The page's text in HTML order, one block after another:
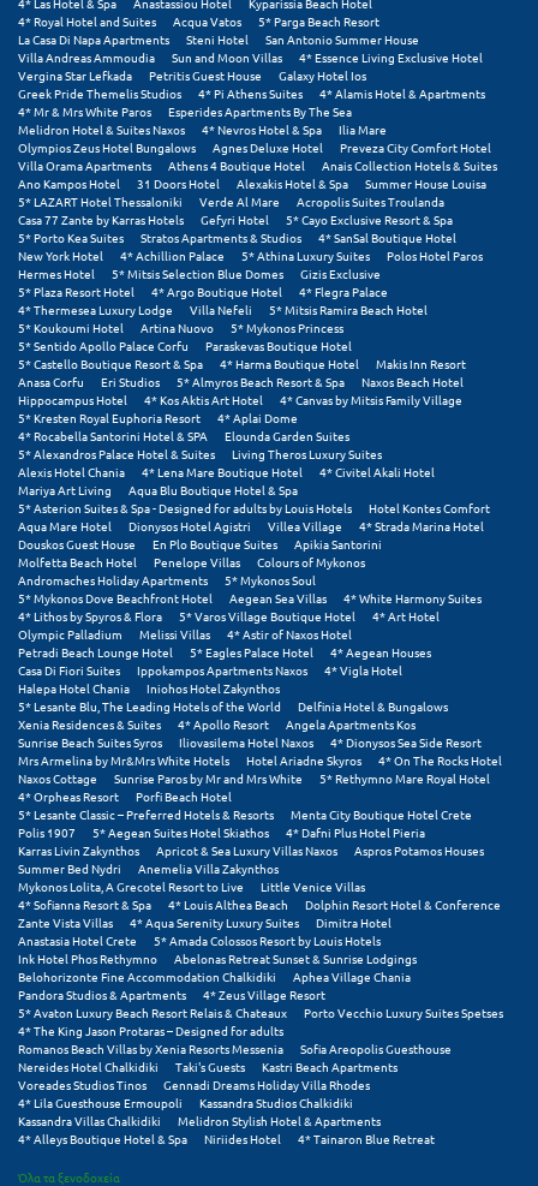
Σκόπελος
Σκύρος
Σούνιο
Σπάρτη
Σπέτσες
Σποράδες
Σύβοτα
Σύμη
Σύρος
Σχοινούσα
Τ
Τζουμέρκα
Τήνος
Τολό
Τριζόνια Φωκίδος
Τρίκαλα
Τρίκαλα Κορινθίας
Τρίπολη
Τυρός
Υ
Ύδρα
Φ
Φιλιατρά Μεσσηνίας
Φλώρινα
4* Royal Hotel and Suites
Acqua Vatos
5* Parga Beach Resort
La Casa Di Napa Apartments
Steni Hotel
San Antonio Summer House
Villa Andreas Ammoudia
Sun and Moon Villas
4* Essence Living Exclusive Hotel
Vergina Star Lefkada
Petritis Guest House
Galaxy Hotel Ios
Greek Pride Themelis Studios
4* Pi Athens Suites
4* Alamis Hotel & Apartments
4* Mr & Mrs White Paros
Esperides Apartments By The Sea
Melidron Hotel & Suites Naxos
4* Nevros Hotel & Spa
Ilia Mare
Olympios Zeus Hotel Bungalows
Agnes Deluxe Hotel
Preveza City Comfort Hotel
Villa Orama Apartments
Athens 4 Boutique Hotel
Anais Collection Hotels & Suites
Ano Kampos Hotel
31 Doors Hotel Alexakis Hotel & Spa
Summer House Louisa
5* LAZART Hotel Thessaloniki
Verde Al Mare
Acropolis Suites Troulanda
Casa 77 Zante by Karras Hotels
Gefyri Hotel
5* Cayo Exclusive Resort & Spa
5* Porto Kea Suites
Stratos Apartments & Studios
4* SanSal Boutique Hotel
New York Hotel
4* Achillion Palace 5* Athina Luxury Suites
Polos Hotel Paros
Hermes Hotel
5* Mitsis Selection Blue Domes
Gizis Exclusive
5* Plaza Resort Hotel
4* Argo Boutique Hotel
4* Flegra Palace
4* Thermesea Luxury Lodge
Villa Nefeli
5* Mitsis Ramira Beach Hotel
5* Koukoumi Hotel
Artina Nuovo
5* Mykonos Princess
5* Sentido Apollo Palace Corfu
Paraskevas Boutique Hotel
5* Castello Boutique Resort & Spa
4* Harma Boutique Hotel
Makis Inn Resort
Anasa Corfu
Eri Studios 5* Almyros Beach Resort & Spa
Naxos Beach Hotel
Hippocampus Hotel
4* Kos Aktis Art Hotel
4* Canvas by Mitsis Family Village
5* Kresten Royal Euphoria Resort
4* Aplai Dome
4* Rocabella Santorini Hotel & SPA
Elounda Garden Suites
5* Alexandros Palace Hotel & Suites
Living Theros Luxury Suites
Alexis Hotel Chania
4* Lena Mare Boutique Hotel
4* Civitel Akali Hotel
Mariya Art Living
Aqua Blu Boutique Hotel & Spa
5* Asterion Suites & Spa - Designed for adults by Louis Hotels
Hotel Kontes Comfort
Aqua Mare Hotel
Dionysos Hotel Agistri Villea Village
4* Strada Marina Hotel
Douskos Guest House
En Plo Boutique Suites
Apikia Santorini
Molfetta Beach Hotel
Penelope Villas
Colours of Mykonos
Andromaches Holiday Apartments
5* Mykonos Soul
5* Mykonos Dove Beachfront Hotel
Aegean Sea Villas
4* White Harmony Suites
4* Lithos by Spyros & Flora
5* Varos Village Boutique Hotel
4* Art Hotel
Olympic Palladium
Melissi Villas
4* Astir of Naxos Hotel
Petradi Beach Lounge Hotel
5* Eagles Palace Hotel
4* Aegean Houses
Casa Di Fiori Suites
Ippokampos Apartments Naxos
4* Vigla Hotel
Halepa Hotel Chania
Iniohos Hotel Zakynthos
5* Lesante Blu, The Leading Hotels of the World
Delfinia Hotel & Bungalows
Xenia Residences & Suites
4* Apollo Resort
Angela Apartments Kos
Sunrise Beach Suites Syros
Iliovasilema Hotel Naxos
4* Dionysos Sea Side Resort
Mrs Armelina by Mr&Mrs White Hotels
Hotel Ariadne Skyros
4* On The Rocks Hotel
Naxos Cottage
Sunrise Paros by Mr and Mrs White
5* Rethymno Mare Royal Hotel
4* Orpheas Resort
Porfi Beach Hotel
5* Lesante Classic – Preferred Hotels & Resorts
Menta City Boutique Hotel Crete
Polis 1907
5* Aegean Suites Hotel Skiathos
4* Dafni Plus Hotel Pieria
Karras Livin Zakynthos
Apricot & Sea Luxury Villas Naxos
Aspros Potamos Houses
Summer Bed Nydri
Anemelia Villa Zakynthos
Mykonos Lolita, A Grecotel Resort to Live
Little Venice Villas
4* Sofianna Resort & Spa
4* Louis Althea Beach
Dolphin Resort Hotel & Conference
Zante Vista Villas
4* Aqua Serenity Luxury Suites
Dimitra Hotel
Anastasia Hotel Crete
5* Amada Colossos Resort by Louis Hotels
Ink Hotel Phos Rethymno
Abelonas Retreat Sunset & Sunrise Lodgings
Belohorizonte Fine Accommodation Chalkidiki
Aphea Village Chania
Pandora Studios & Apartments
4* Zeus Village Resort
5* Avaton Luxury Beach Resort Relais & Chateaux
Porto Vecchio Luxury Suites Spetses
4* The King Jason Protaras – Designed for adults
Romanos Beach Villas by Xenia Resorts Messenia
Sofia Areopolis Guesthouse
Nereides Hotel Chalkidiki
Taki's Guests
Kastri Beach Apartments
Voreades Studios Tinos
Gennadi Dreams Holiday Villa Rhodes
4* Lila Guesthouse Ermoupoli
Kassandra Studios Chalkidiki
Kassandra Villas Chalkidiki
Melidron Stylish Hotel & Apartments
4* Alleys Boutique Hotel & Spa
Niriides Hotel 4* Tainaron Blue Retreat
Όλα τα ξενοδοχεία